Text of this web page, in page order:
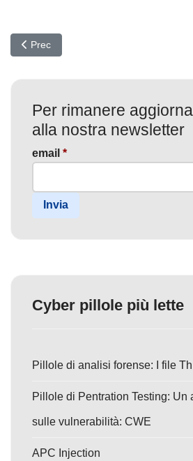
Articolo precedente: Vulnerabilità
Prec
Per rimanere
alla nostra newsletter
email *
Invia
Cyber pillole più lette
Pillole di analisi forense: I file
Pillole di Pentration Testing: Un
sulle vulnerabilità: CWE
APC Injection